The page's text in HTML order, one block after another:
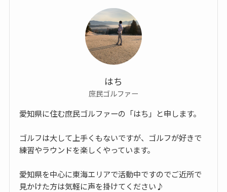
はち
庶民ゴルファー
愛知県に住む庶民ゴルファーの「はち」と申します。
ゴルフは大して上手くもないですが、ゴルフが好きで
練習やラウンドを楽しくやっています。
愛知県を中心に東海エリアで活動中ですのでご近所で
見かけた方は気軽に声を掛けてください♪